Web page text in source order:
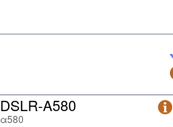
DSLR-A580
α580